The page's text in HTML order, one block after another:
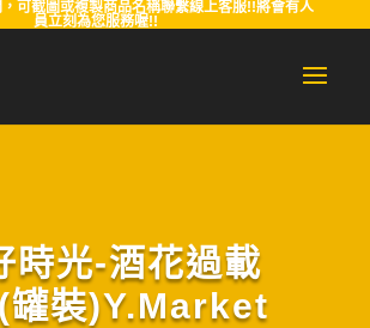
可截圖或複製商品名稱聯繫線上客服!!將會有人
員立刻為您服務喔!!
時光-酒花過載
罐裝)Y.Market